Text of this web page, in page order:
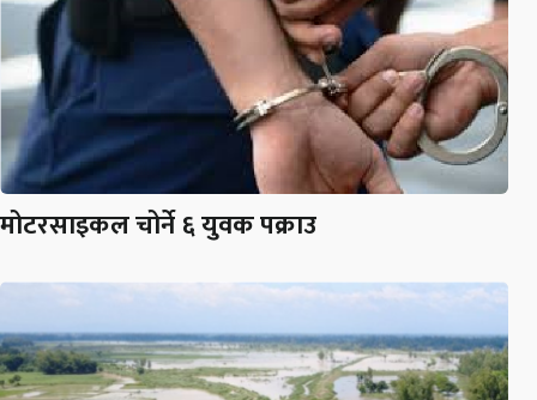
मोटरसाइकल चोर्ने ६ युवक पक्राउ